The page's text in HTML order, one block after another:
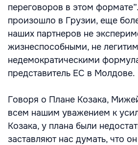
переговоров в этом
произошло в Грузии, еще
наших партнеров не
жизнеспособными, не
недемократическими
представитель ЕС в Молдове.
Говоря о Плане Козака,
всем нашим уважением к
Козака, у плана были
заставляют нас думать, что